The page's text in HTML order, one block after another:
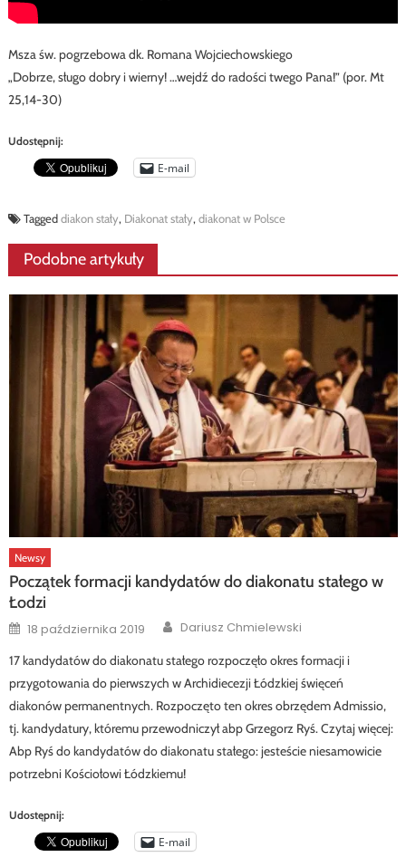
Msza św. pogrzebowa dk. Romana Wojciechowskiego
„Dobrze, sługo dobry i wierny! …wejdź do radości twego Pana!” (por. Mt
25,14-30)
Udostępnij:
E-mail
Taggeddiakon stały, Diakonat stały,diakonat w Polsce
Podobne artykuły
Newsy
Początek formacji kandydatów do diakonatu stałego w
Łodzi
Posted
on
18 października 2019 Author
Dariusz Chmielewski
17 kandydatów do diakonatu stałego rozpoczęło okres formacji i
przygotowania do pierwszych w Archidiecezji Łódzkiej święceń
diakonów permanentnych. Rozpoczęto ten okres obrzędem Admissio,
tj. kandydatury, któremu przewodniczył abp Grzegorz Ryś. Czytaj więcej:
Abp Ryś do kandydatów do diakonatu stałego: jesteście niesamowicie
potrzebni Kościołowi Łódzkiemu!
Udostępnij:
E-mail